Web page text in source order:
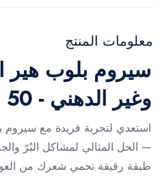
معلومات المنتج
سيروم بلوب هير
وغير الدهني - 50 مل
— الحل المثالي لمشاكل البُرّ
طبقة رقيقة تحمي شعرك من